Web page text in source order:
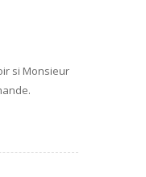
si Monsieur